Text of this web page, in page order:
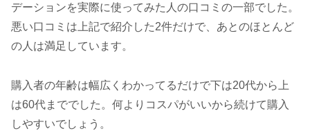
デーションを実際に使ってみた人の口コミの一部でした。
悪い口コミは上記で紹介した2件だけで、あとのほとんど
の人は満足しています。
購入者の年齢は幅広くわかってるだけで下は20代から上
は60代まででした。何よりコスパがいいから続けて購入
しやすいでしょう。